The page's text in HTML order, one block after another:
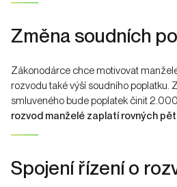
Změna soudních
Zákonodárce chce motivovat
rozvodu také výší soudního poplatku.
smluveného bude poplatek činit
rozvod manželé zaplatí rovných
Spojení řízení o